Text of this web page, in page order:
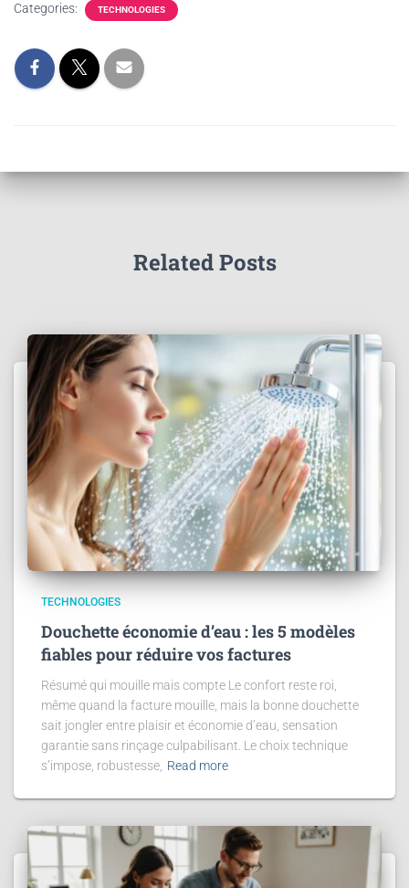
Categories: TECHNOLOGIES
Related Posts
TECHNOLOGIES
Douchette économie d’eau : les 5 modèles
fiables pour réduire vos factures
Résumé qui mouille mais compte Le confort reste roi,
même quand la facture mouille, mais la bonne douchette
sait jongler entre plaisir et économie d’eau, sensation
garantie sans rinçage culpabilisant. Le choix technique
s’impose, robustesse, Read more